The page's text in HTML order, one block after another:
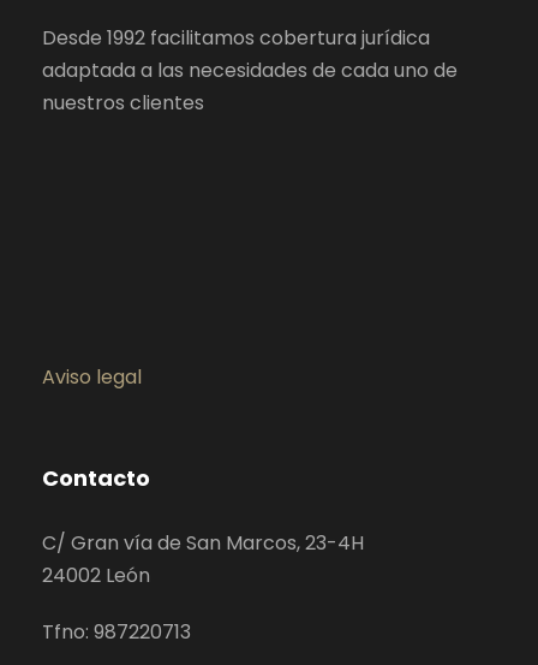
Desde 1992 facilitamos cobertura jurídica
adaptada a las necesidades de cada uno de
nuestros clientes
Aviso legal
Contacto
C/ Gran vía de San Marcos, 23-4H
24002 León
Tfno: 987220713